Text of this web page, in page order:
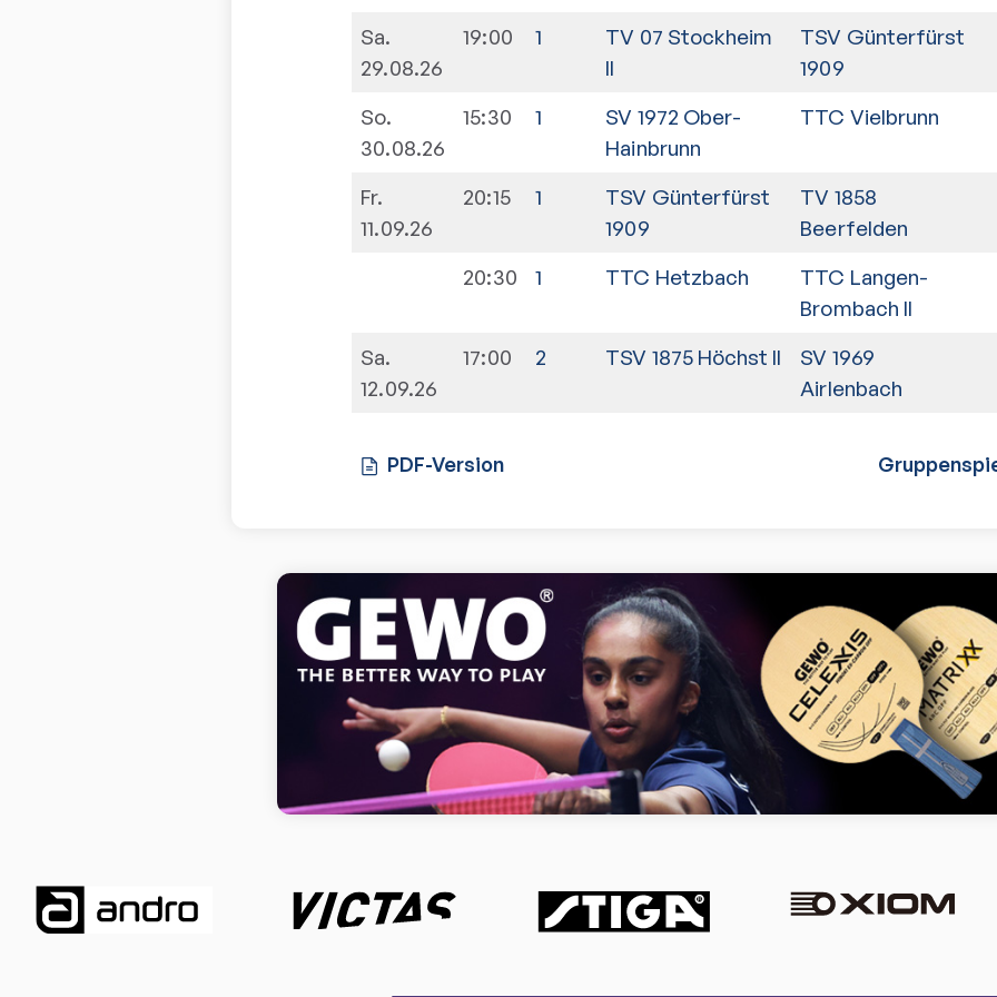
Sa.
29.08.26
19:00 1
TV 07 Stockheim
II
TSV Günterfürst
1909
So.
30.08.26
15:30 1
SV 1972 Ober-
Hainbrunn
TTC Vielbrunn
Fr.
11.09.26
20:15 1
TSV Günterfürst
1909
TV 1858
Beerfelden
20:30
1 TTC Hetzbach
TTC Langen-
Brombach II
Sa.
12.09.26
17:00 2 TSV 1875 Höchst II
SV 1969
Airlenbach
PDF-Version